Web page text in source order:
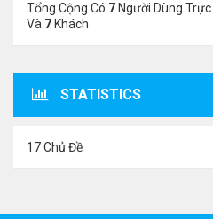
Tổng Cộng Có 7 Người Dùng
Và 7 Khách
STATISTICS
17 Chủ Đề